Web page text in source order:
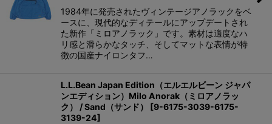
絞り込む
1984年に発売されたヴィンテージアノラックをベ
ースに、現代的なディテールにアップデートされ
た新作「ミロアノラック」です。素材は適度なハ
リ感と滑らかなタッチ、そしてマットな表情が特
徴の国産ナイロンタフ…
L.L.Bean Japan Edition（エルエルビーン ジャパ
ンエディション）Milo Anorak（ミロアノラッ
ク） / Sand（サンド）
[9-6175-3039-6175-
3139-24]